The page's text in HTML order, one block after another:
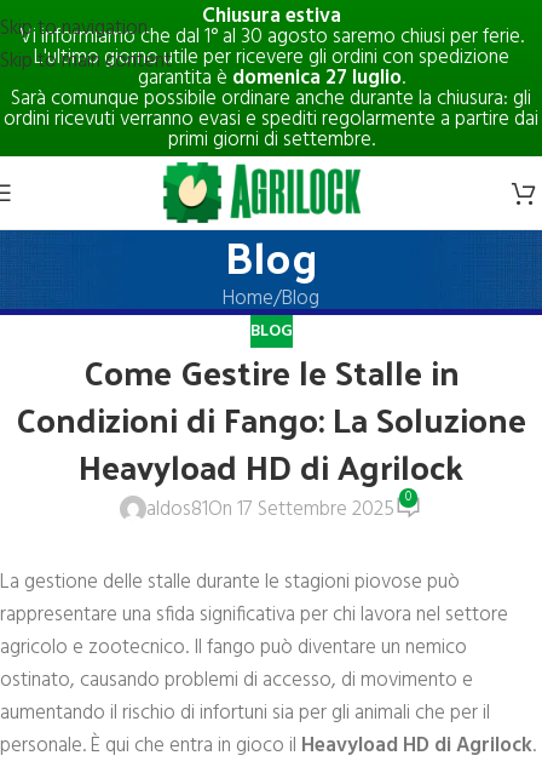
Chiusura estiva
Vi informiamo che dal 1° al 30 agosto saremo chiusi per ferie.
L'ultimo giorno utile per ricevere gli ordini con spedizione
garantita è domenica 27 luglio.
Sarà comunque possibile ordinare anche durante la chiusura: gli
ordini ricevuti verranno evasi e spediti regolarmente a partire dai
primi giorni di settembre.
Skip to navigation
Skip to main content
Blog
Home Blog
BLOG
Come Gestire le Stalle in
Condizioni di Fango: La Soluzione
Heavyload HD di Agrilock
aldos81On 17 Settembre 2025 0
La gestione delle stalle durante le stagioni piovose può
rappresentare una sfida significativa per chi lavora nel settore
agricolo e zootecnico. Il fango può diventare un nemico
ostinato, causando problemi di accesso, di movimento e
aumentando il rischio di infortuni sia per gli animali che per il
personale. È qui che entra in gioco il Heavyload HD di Agrilock.